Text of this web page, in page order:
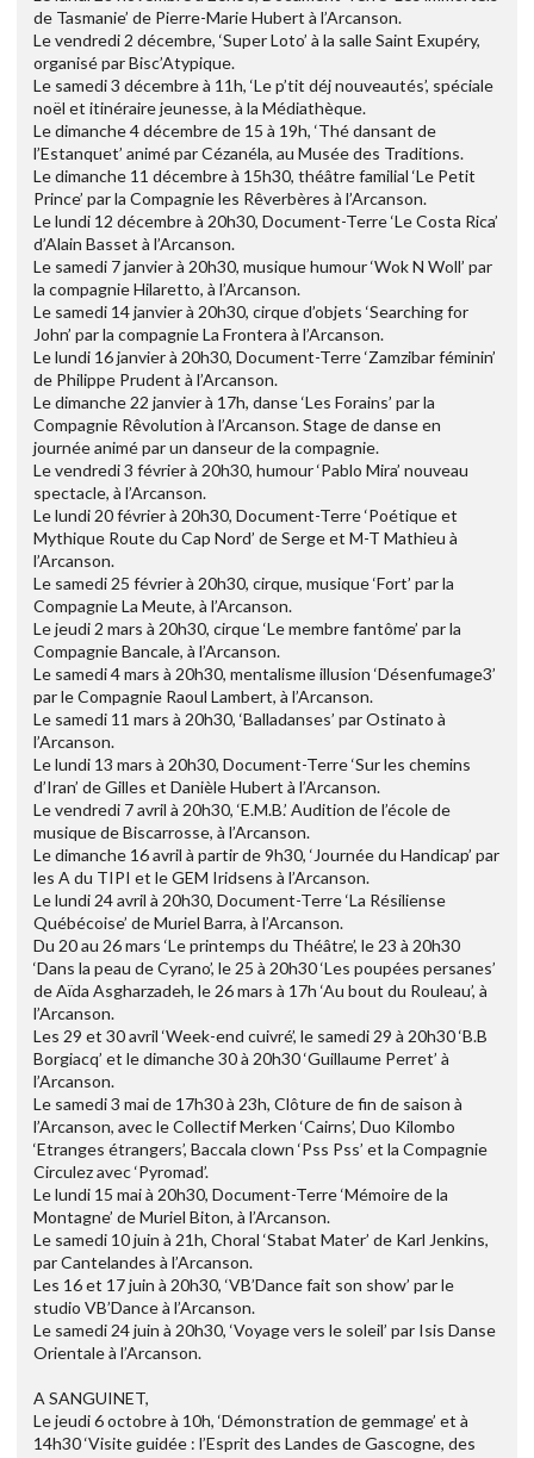
de Tasmanie’ de Pierre-Marie Hubert à l’Arcanson.
Le vendredi 2 décembre, ‘Super Loto’ à la salle Saint Exupéry,
organisé par Bisc’Atypique.
Le samedi 3 décembre à 11h, ‘Le p’tit déj nouveautés’, spéciale
noël et itinéraire jeunesse, à la Médiathèque.
Le dimanche 4 décembre de 15 à 19h, ‘Thé dansant de
l’Estanquet’ animé par Cézanéla, au Musée des Traditions.
Le dimanche 11 décembre à 15h30, théâtre familial ‘Le Petit
Prince’ par la Compagnie les Rêverbères à l’Arcanson.
Le lundi 12 décembre à 20h30, Document-Terre ‘Le Costa Rica’
d’Alain Basset à l’Arcanson.
Le samedi 7 janvier à 20h30, musique humour ‘Wok N Woll’ par
la compagnie Hilaretto, à l’Arcanson.
Le samedi 14 janvier à 20h30, cirque d’objets ‘Searching for
John’ par la compagnie La Frontera à l’Arcanson.
Le lundi 16 janvier à 20h30, Document-Terre ‘Zamzibar féminin’
de Philippe Prudent à l’Arcanson.
Le dimanche 22 janvier à 17h, danse ‘Les Forains’ par la
Compagnie Rêvolution à l’Arcanson. Stage de danse en
journée animé par un danseur de la compagnie.
Le vendredi 3 février à 20h30, humour ‘Pablo Mira’ nouveau
spectacle, à l’Arcanson.
Le lundi 20 février à 20h30, Document-Terre ‘Poétique et
Mythique Route du Cap Nord’ de Serge et M-T Mathieu à
l’Arcanson.
Le samedi 25 février à 20h30, cirque, musique ‘Fort’ par la
Compagnie La Meute, à l’Arcanson.
Le jeudi 2 mars à 20h30, cirque ‘Le membre fantôme’ par la
Compagnie Bancale, à l’Arcanson.
Le samedi 4 mars à 20h30, mentalisme illusion ‘Désenfumage3’
par le Compagnie Raoul Lambert, à l’Arcanson.
Le samedi 11 mars à 20h30, ‘Balladanses’ par Ostinato à
l’Arcanson.
Le lundi 13 mars à 20h30, Document-Terre ‘Sur les chemins
d’Iran’ de Gilles et Danièle Hubert à l’Arcanson.
Le vendredi 7 avril à 20h30, ‘E.M.B.’ Audition de l’école de
musique de Biscarrosse, à l’Arcanson.
Le dimanche 16 avril à partir de 9h30, ‘Journée du Handicap’ par
les A du TIPI et le GEM Iridsens à l’Arcanson.
Le lundi 24 avril à 20h30, Document-Terre ‘La Résiliense
Québécoise’ de Muriel Barra, à l’Arcanson.
Du 20 au 26 mars ‘Le printemps du Théâtre’, le 23 à 20h30
‘Dans la peau de Cyrano’, le 25 à 20h30 ‘Les poupées persanes’
de Aïda Asgharzadeh, le 26 mars à 17h ‘Au bout du Rouleau’, à
l’Arcanson.
Les 29 et 30 avril ‘Week-end cuivré’, le samedi 29 à 20h30 ‘B.B
Borgiacq’ et le dimanche 30 à 20h30 ‘Guillaume Perret’ à
l’Arcanson.
Le samedi 3 mai de 17h30 à 23h, Clôture de fin de saison à
l’Arcanson, avec le Collectif Merken ‘Cairns’, Duo Kilombo
‘Etranges étrangers’, Baccala clown ‘Pss Pss’ et la Compagnie
Circulez avec ‘Pyromad’.
Le lundi 15 mai à 20h30, Document-Terre ‘Mémoire de la
Montagne’ de Muriel Biton, à l’Arcanson.
Le samedi 10 juin à 21h, Choral ‘Stabat Mater’ de Karl Jenkins,
par Cantelandes à l’Arcanson.
Les 16 et 17 juin à 20h30, ‘VB’Dance fait son show’ par le
studio VB’Dance à l’Arcanson.
Le samedi 24 juin à 20h30, ‘Voyage vers le soleil’ par Isis Danse
Orientale à l’Arcanson.
A SANGUINET,
Le jeudi 6 octobre à 10h, ‘Démonstration de gemmage’ et à
14h30 ‘Visite guidée : l’Esprit des Landes de Gascogne, des